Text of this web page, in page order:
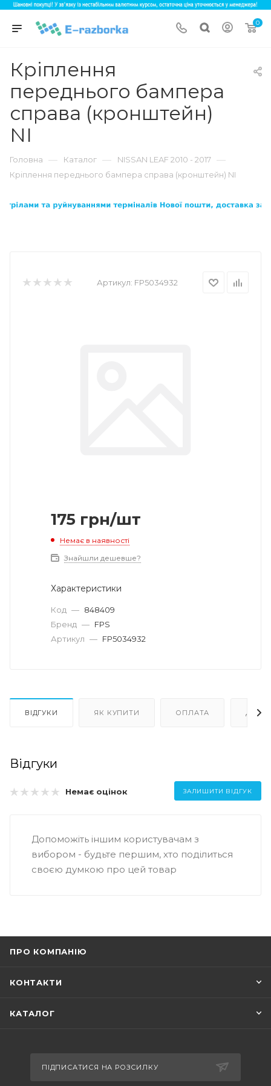
0
Кріплення
переднього бампера
справа (кронштейн)
NI
Головна — Каталог — NISSAN LEAF 2010 - 2017 —
Кріплення переднього бампера справа (кронштейн) NI
Артикул: FP5034932
175 грн/шт
Немає в наявності
Знайшли дешевше?
Характеристики
Код — 848409
Бренд — FPS
Артикул — FP5034932
ВІДГУКИ ЯК КУПИТИ ОПЛАТА
Відгуки
Немає оцінок ЗАЛИШИТИ ВІДГУК
Допоможіть іншим користувачам з
вибором - будьте першим, хто поділиться
своєю думкою про цей товар
ПРО КОМПАНІЮ
КОНТАКТИ
КАТАЛОГ
ПІДПИСАТИСЯ НА РОЗСИЛКУ